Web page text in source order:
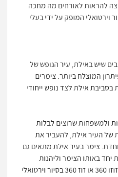
להראות לאורחים מה מחכה
וירטואלי המופק על ידי בעלי
שיש באילת, עיר הנופש של
המוצלח ביותר. צימרים
אילת לצד נופש ייחודי
ולמשפחות שרוצים לבלות
של העיר אילת, להעביר את
צימר בעיר אילת מתאים גם
יחד באותו הצימר וליהנות